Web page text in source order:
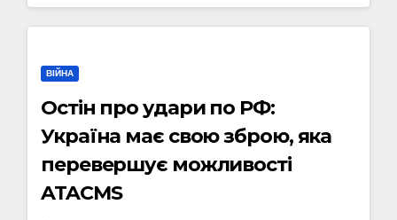
ВІЙНА
Остін про удари по РФ:
Україна має свою зброю, яка
перевершує можливості
ATACMS